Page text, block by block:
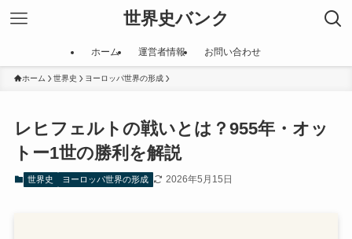
世界史バンク
ホーム 運営者情報 お問い合わせ
ホーム 世界史 ヨーロッパ世界の形成
レヒフェルトの戦いとは？955年・オッ
トー1世の勝利を解説
世界史 ヨーロッパ世界の形成 2026年5月15日